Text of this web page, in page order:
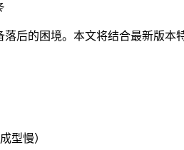
后的困境。本文将结合最新版
型慢）